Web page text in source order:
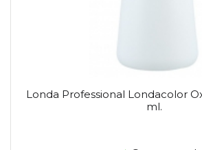
Londa Professional Londacolor
ml.